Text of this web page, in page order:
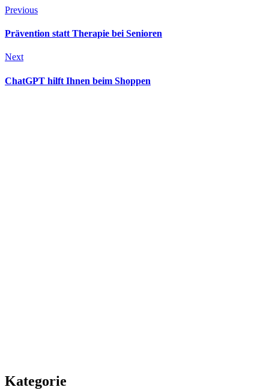
Previous
Prävention statt Therapie bei Senioren
Next
ChatGPT hilft Ihnen beim Shoppen
Kategorie